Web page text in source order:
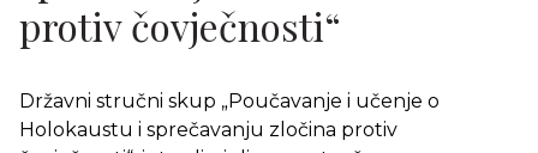
protiv čovječnosti“
Državni stručni skup „Poučavanje i učenje o
Holokaustu i sprečavanju zločina protiv